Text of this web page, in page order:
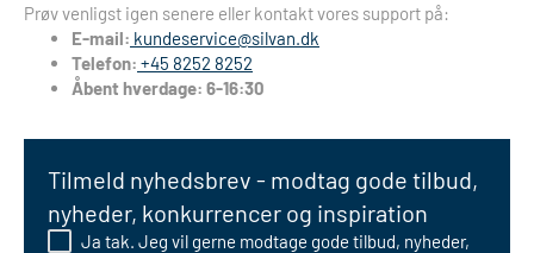
Prøv venligst igen senere eller kontakt vores support på:
E-mail: kundeservice@silvan.dk
Telefon: +45 8252 8252
Åbent hverdage: 6-16:30
Tilmeld nyhedsbrev - modtag gode tilbud,
nyheder, konkurrencer og inspiration
Ja tak. Jeg vil gerne modtage gode tilbud, nyheder,